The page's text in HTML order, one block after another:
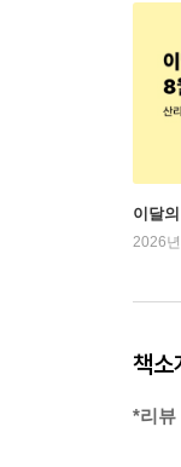
이달
2026
책소
*리뷰